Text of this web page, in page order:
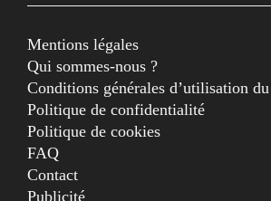
Mentions légales
Qui sommes-nous ?
Conditions générales d’utilisation
Politique de confidentialité
Politique de cookies
FAQ
Contact
Publicité